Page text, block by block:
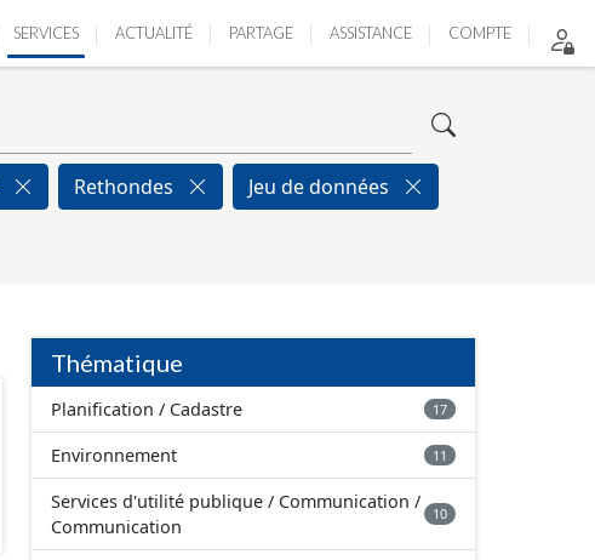
SERVICES ACTUALITÉ PARTAGE ASSISTANCE COMPTE
Rethondes Jeu de données
Thématique
Planification / Cadastre 17
Environnement 11
Services d'utilité publique / Communication /
Communication
10